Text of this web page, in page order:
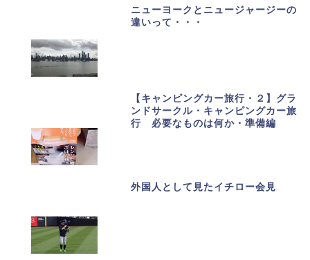
ニューヨークとニュージャージーの
違いって・・・
【キャンピングカー旅行・２】グラ
ンドサークル・キャンピングカー旅
行 必要なものは何か・準備編
外国人として見たイチロー会見